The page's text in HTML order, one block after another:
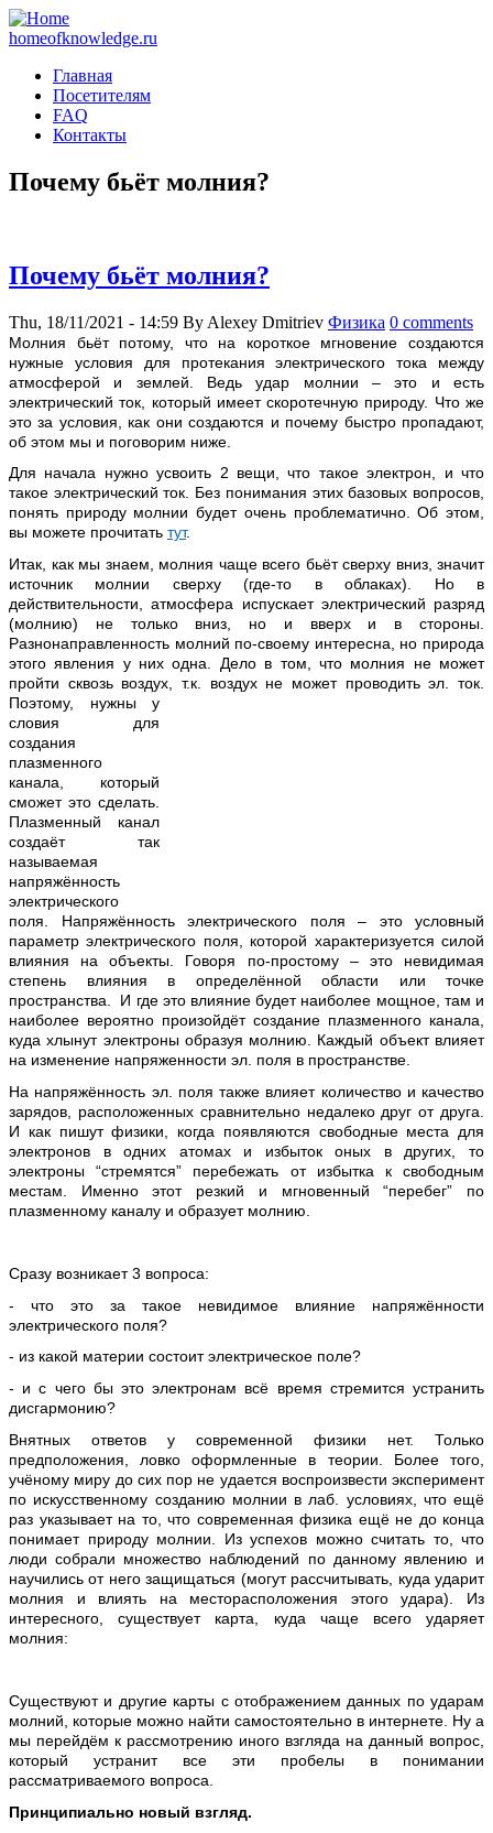
homeofknowledge.ru
Главная
Посетителям
FAQ
Контакты
Почему бьёт молния?
Почему бьёт молния?
Thu, 18/11/2021 - 14:59 By Alexey Dmitriev Физика 0 comments
Молния бьёт потому, что на короткое мгновение создаются
нужные условия для протекания электрического тока между
атмосферой и землей. Ведь удар молнии – это и есть
электрический ток, который имеет скоротечную природу. Что же
это за условия, как они создаются и почему быстро пропадают,
об этом мы и поговорим ниже.
Для начала нужно усвоить 2 вещи, что такое электрон, и что
такое электрический ток. Без понимания этих базовых вопросов,
понять природу молнии будет очень проблематично. Об этом,
вы можете прочитать тут.
Итак, как мы знаем, молния чаще всего бьёт сверху вниз, значит
источник молнии сверху (где-то в облаках). Но в
действительности, атмосфера испускает электрический разряд
(молнию) не только вниз, но и вверх и в стороны.
Разнонаправленность молний по-своему интересна, но природа
этого явления у них одна. Дело в том, что молния не может
пройти сквозь воздух, т.к. воздух не может проводить эл. ток.
Поэтому, нужны у
словия для
создания
плазменного
канала, который
сможет это сделать.
Плазменный канал
создаёт так
называемая
напряжённость
электрического
поля. Напряжённость электрического поля – это условный
параметр электрического поля
которой характеризуется силой
влияния на объекты. Говоря по-простому – это невидимая
степень влияния в определённой области или точке
пространства. И где это влияние будет наиболее мощное, там и
наиболее вероятно произойдёт создание плазменного канала,
куда хлынут электроны образуя молнию. Каждый объект влияет
на изменение напряженности эл. поля в пространстве.
На напряжённость эл. поля также влияет количество и качество
зарядов, расположенных сравнительно недалеко друг от друга.
И как пишут физики, когда появляются свободные места для
электронов в одних атомах и избыток оных в других, то
электроны “стремятся” перебежать от избытка к свободным
местам. Именно этот резкий и мгновенный “перебег” по
плазменному каналу и образует молнию.
Сразу возникает 3 вопроса:
- что это за такое невидимое влияние напряжённости
электрического поля?
- из какой материи состоит электрическое поле?
- и с чего бы это электронам всё время стремится устранить
дисгармонию?
Внятных ответов у современной физики нет. Только
предположения, ловко оформленные в теории. Более того,
учёному миру до сих пор не удается воспроизвести эксперимент
по искусственному созданию молнии в лаб. условиях, что ещё
раз указывает на то, что современная физика ещё не до конца
понимает природу молнии. Из успехов можно считать то, что
люди собрали множество наблюдений по данному явлению и
научились от него защищаться (могут рассчитывать, куда ударит
молния и влиять на месторасположения этого удара). Из
интересного, существует карта, куда чаще всего ударяет
молния:
Существуют и другие карты с отображением данных по ударам
молний, которые можно найти самостоятельно в интернете. Ну а
мы перейдём к рассмотрению иного взгляда на данный вопрос,
который устранит все эти пробелы в понимании
рассматриваемого вопроса.
Принципиально новый взгляд.